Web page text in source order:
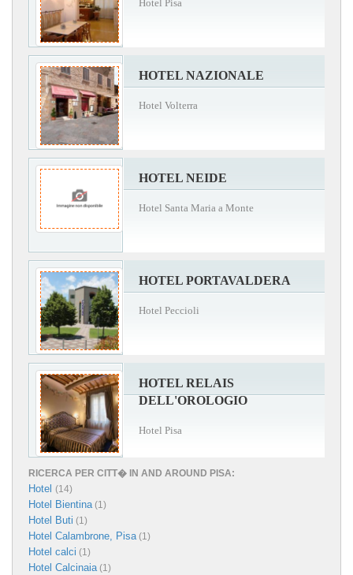
Hotel Pisa
HOTEL NAZIONALE
Hotel Volterra
HOTEL NEIDE
Hotel Santa Maria a Monte
HOTEL PORTAVALDERA
Hotel Peccioli
HOTEL RELAIS
DELL'OROLOGIO
Hotel Pisa
RICERCA PER CITT� IN AND AROUND PISA:
Hotel (14)
Hotel Bientina(1)
Hotel Buti (1)
Hotel Calambrone, Pisa(1)
Hotel calci (1)
Hotel Calcinaia(1)